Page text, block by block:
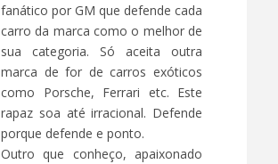
fanático por GM que defende cada
carro da marca como o melhor de
sua categoria. Só aceita outra
marca de for de carros exóticos
como Porsche, Ferrari etc. Este
rapaz soa até irracional. Defende
porque defende e ponto.
Outro que conheço, apaixonado